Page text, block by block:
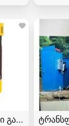
გამათბობელი